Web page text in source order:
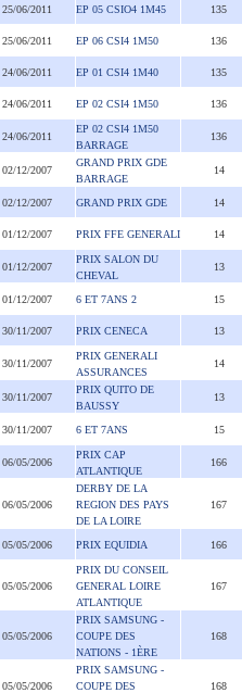
25/06/2011 EP 05 CSIO4 1M45 135
25/06/2011 EP 06 CSI4 1M50 136
24/06/2011 EP 01 CSI4 1M40 135
24/06/2011 EP 02 CSI4 1M50 136
24/06/2011
EP 02 CSI4 1M50
BARRAGE
136
02/12/2007
GRAND PRIX GDE
BARRAGE
14
02/12/2007 GRAND PRIX GDE 14
01/12/2007 PRIX FFE GENERALI 14
01/12/2007
PRIX SALON DU
CHEVAL
13
01/12/2007 6 ET 7ANS 2 15
30/11/2007 PRIX CENECA 13
30/11/2007
PRIX GENERALI
ASSURANCES
14
30/11/2007
PRIX QUITO DE
BAUSSY
13
30/11/2007 6 ET 7ANS 15
06/05/2006
PRIX CAP
ATLANTIQUE
166
06/05/2006
DERBY DE LA
REGION DES PAYS
DE LA LOIRE
167
05/05/2006 PRIX EQUIDIA 166
05/05/2006
PRIX DU CONSEIL
GENERAL LOIRE
ATLANTIQUE
167
05/05/2006
PRIX SAMSUNG -
COUPE DES
NATIONS - 1ÈRE
168
05/05/2006
PRIX SAMSUNG -
COUPE DES
168